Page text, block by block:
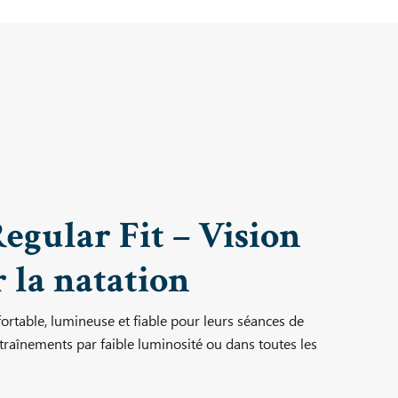
Fit – Vision
la natation
lumineuse et fiable pour leurs séances de
par faible luminosité ou dans toutes les